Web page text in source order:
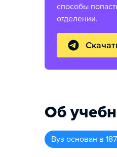
способы
отделении.
Об
Вуз основан в